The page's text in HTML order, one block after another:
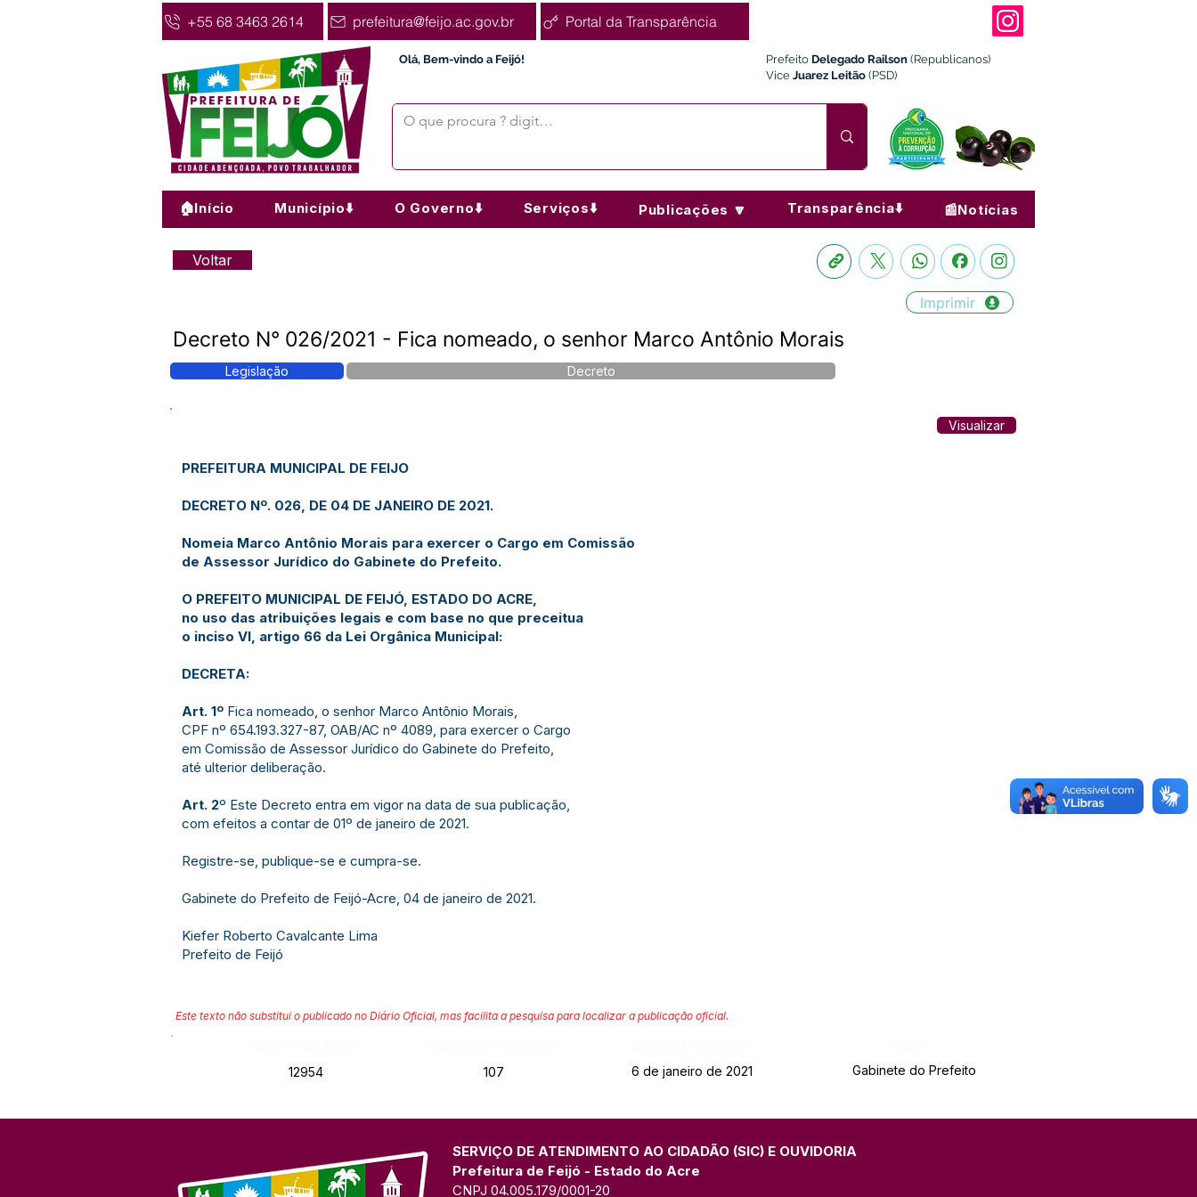
+55 68 3463 2614 prefeitura@feijo.ac.gov.br Portal da Transparência
Olá, Bem-vindo a Feijó! Prefeito Delegado Railson (Republicanos)
Vice Juarez Leitão (PSD)
🏠Início Município⬇️ O Governo⬇️ Serviços⬇️ Publicações 🔽 Transparência⬇️ 📰Notícias
Voltar
Imprimir
Decreto N° 026/2021 - Fica nomeado, o senhor Marco Antônio Morais
Legislação Decreto
Visualizar
PREFEITURA MUNICIPAL DE FEIJO
DECRETO Nº. 026, DE 04 DE JANEIRO DE 2021.
Nomeia Marco Antônio Morais para exercer o Cargo em Comissão
de Assessor Jurídico do Gabinete do Prefeito.
O PREFEITO MUNICIPAL DE FEIJÓ, ESTADO DO ACRE,
no uso das atribuições legais e com base no que preceitua
o inciso VI, artigo 66 da Lei Orgânica Municipal:
DECRETA:
Art. 1º Fica nomeado, o senhor Marco Antônio Morais,
CPF nº 654.193.327-87, OAB/AC nº 4089, para exercer o Cargo
em Comissão de Assessor Jurídico do Gabinete do Prefeito,
até ulterior deliberação.
Art. 2º Este Decreto entra em vigor na data de sua publicação,
com efeitos a contar de 01º de janeiro de 2021.
Registre-se, publique-se e cumpra-se.
Gabinete do Prefeito de Feijó-Acre, 04 de janeiro de 2021.
Kiefer Roberto Cavalcante Lima
Prefeito de Feijó
Este texto não substitui o publicado no Diário Oficial, mas facilita a pesquisa para localizar a publicação oficial.
12954
107 6 de janeiro de 2021 Gabinete do Prefeito
SERVIÇO DE ATENDIMENTO AO CIDADÃO (SIC) E OUVIDORIA
Prefeitura de Feijó - Estado do Acre
CNPJ 04.005.179/0001-20